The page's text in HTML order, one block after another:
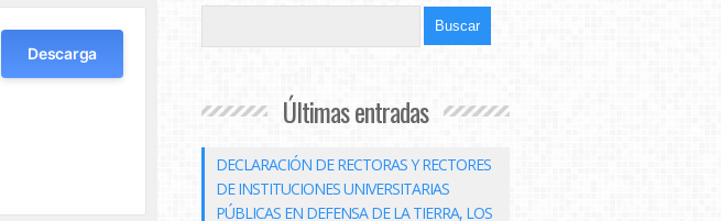
Descarga
Últimas entradas
DECLARACIÓN DE RECTORAS Y RECTORES
DE INSTITUCIONES UNIVERSITARIAS
PÚBLICAS EN DEFENSA DE LA TIERRA, LOS